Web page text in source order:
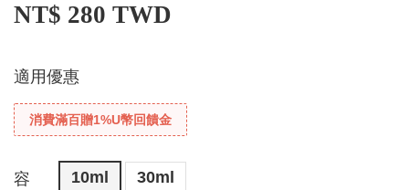
NT$ 280 TWD
適用優惠
消費滿百贈1%U幣回饋金
容
10ml 30ml